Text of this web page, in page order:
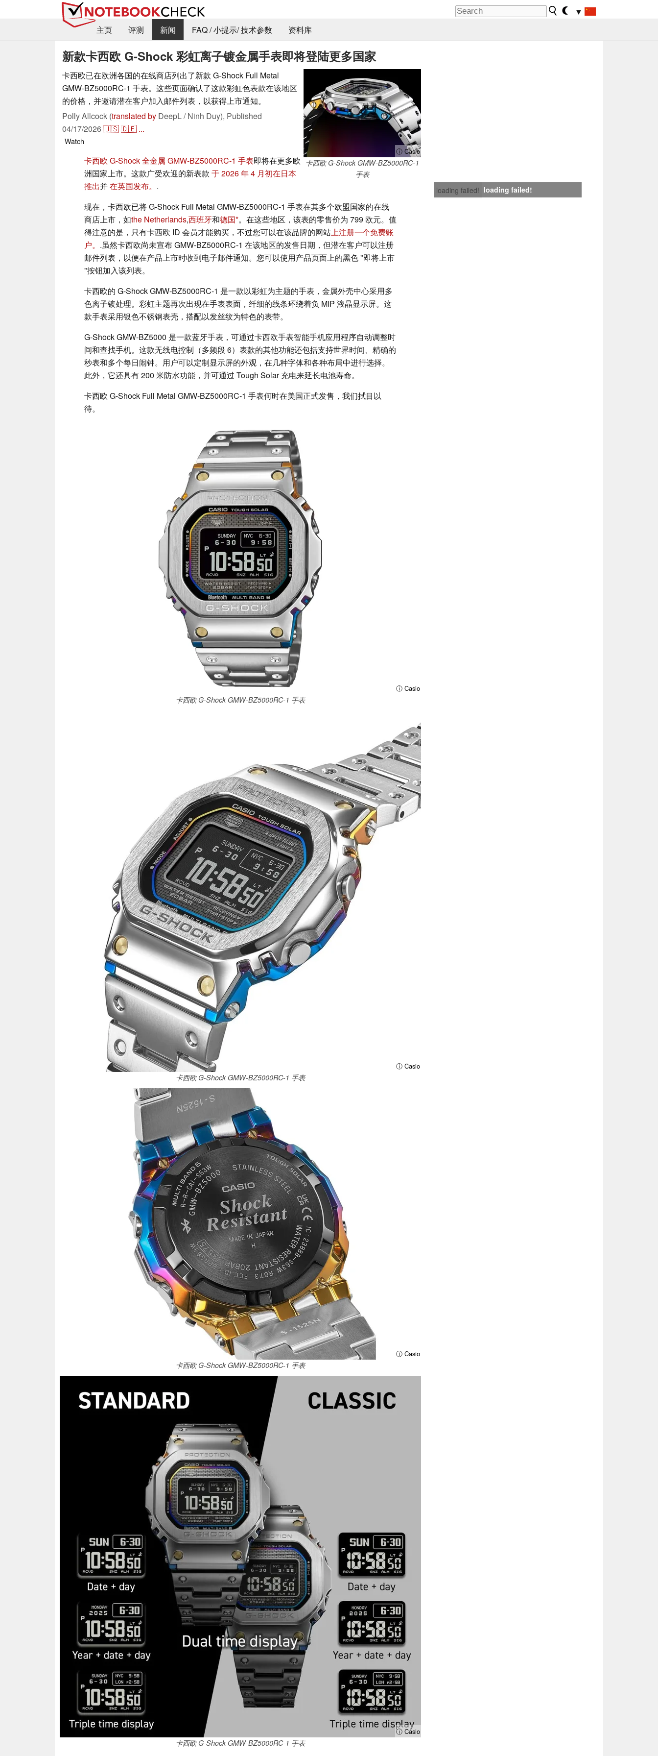
▼
主页
评测 新闻 FAQ / 小提示/ 技术参数 资料库
新款卡西欧 G-Shock 彩虹离子镀金属手表即将登陆更多国家
ⓘ Casio
卡西欧 G-Shock GMW-BZ5000RC-1
手表
卡西欧已在欧洲各国的在线商店列出了新款 G-Shock Full Metal
GMW-BZ5000RC-1 手表。这些页面确认了这款彩虹色表款在该地区
的价格，并邀请潜在客户加入邮件列表，以获得上市通知。
Polly Allcock (translated by DeepL / Ninh Duy), Published
04/17/2026🇺🇸🇩🇪 ...
Watch
loading failed! loading failed!
卡西欧 G-Shock 全金属 GMW-BZ5000RC-1 手表即将在更多欧
洲国家上市。这款广受欢迎的新表款 于 2026 年 4 月初在日本
推出并在英国发布。 .
现在，卡西欧已将 G-Shock Full Metal GMW-BZ5000RC-1 手表在其多个欧盟国家的在线
商店上市，如the Netherlands,西班牙和德国 。在这些地区，该表的零售价为 799 欧元。值
得注意的是，只有卡西欧 ID 会员才能购买，不过您可以在该品牌的网站上注册一个免费账
户。 .虽然卡西欧尚未宣布 GMW-BZ5000RC-1 在该地区的发售日期，但潜在客户可以注册
邮件列表，以便在产品上市时收到电子邮件通知。您可以使用产品页面上的黑色 "即将上市
"按钮加入该列表。
卡西欧的 G-Shock GMW-BZ5000RC-1 是一款以彩虹为主题的手表，金属外壳中心采用多
色离子镀处理。彩虹主题再次出现在手表表面，纤细的线条环绕着负 MIP 液晶显示屏。这
款手表采用银色不锈钢表壳，搭配以发丝纹为特色的表带。
G-Shock GMW-BZ5000 是一款蓝牙手表，可通过卡西欧手表智能手机应用程序自动调整时
间和查找手机。这款无线电控制（多频段 6）表款的其他功能还包括支持世界时间、精确的
秒表和多个每日闹钟。用户可以定制显示屏的外观，在几种字体和各种布局中进行选择。
此外，它还具有 200 米防水功能，并可通过 Tough Solar 充电来延长电池寿命。
卡西欧 G-Shock Full Metal GMW-BZ5000RC-1 手表何时在美国正式发售，我们拭目以
待。
ⓘ Casio
卡西欧 G-Shock GMW-BZ5000RC-1 手表
ⓘ Casio
卡西欧 G-Shock GMW-BZ5000RC-1 手表
ⓘ Casio
卡西欧 G-Shock GMW-BZ5000RC-1 手表
ⓘ Casio
卡西欧 G-Shock GMW-BZ5000RC-1 手表